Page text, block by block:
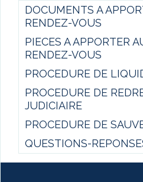
DOCUMENTS A
RENDEZ-VOUS
PIECES A APPORTER
RENDEZ-VOUS
PROCEDURE DE
PROCEDURE DE
JUDICIAIRE
PROCEDURE DE
QUESTIONS-